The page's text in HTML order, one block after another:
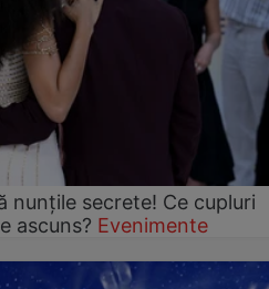
nunțile secrete! Ce cupluri
ascuns? Evenimente